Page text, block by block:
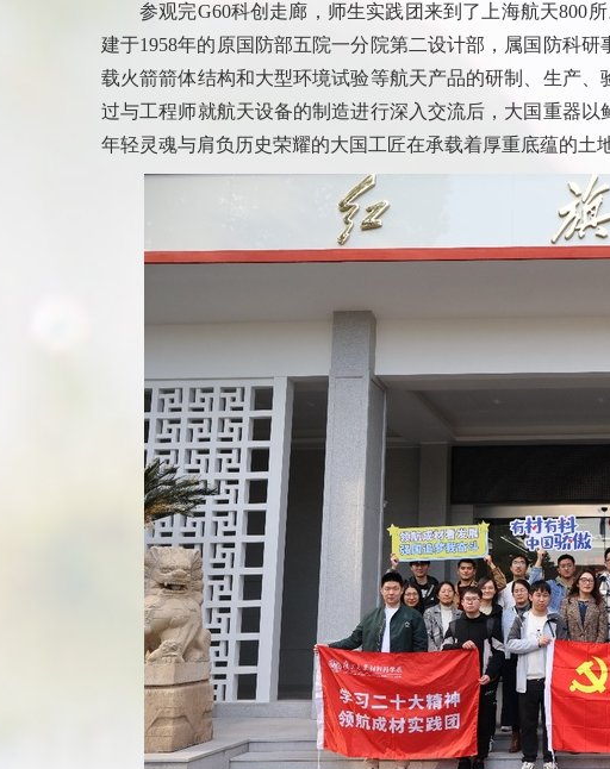
参观完G60科创走廊，师生实践团来到了上海航天800所
建于1958年的原国防部五院一分院第二设计部，属国防科
载火箭箭体结构和大型环境试验等航天产品的研制、生产
过与工程师就航天设备的制造进行深入交流后，大国重器
年轻灵魂与肩负历史荣耀的大国工匠在承载着厚重底蕴的土